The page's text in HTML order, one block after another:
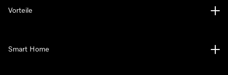
Vorteile
Smart Home